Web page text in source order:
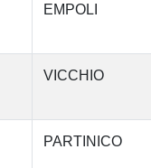
EMPOLI
VICCHIO
PARTINICO